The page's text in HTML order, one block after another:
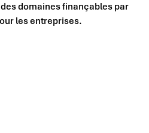
domaines finançables par
les entreprises.